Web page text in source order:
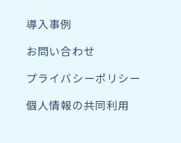
導入事例
お問い合わせ
プライバシーポリシー
個人情報の共同利用